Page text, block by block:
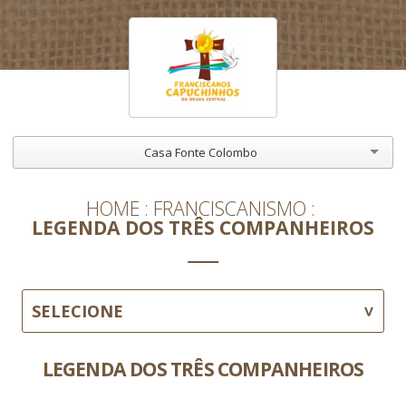
Casa Fonte Colombo
HOME FRANCISCANISMO
LEGENDA DOS TRÊS COMPANHEIROS
SELECIONE
LEGENDA DOS TRÊS COMPANHEIROS